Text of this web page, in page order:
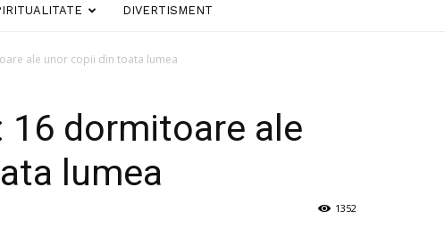
DIVERTISMENT
ale unor copii din toata lumea
16 dormitoare ale
lumea
1352